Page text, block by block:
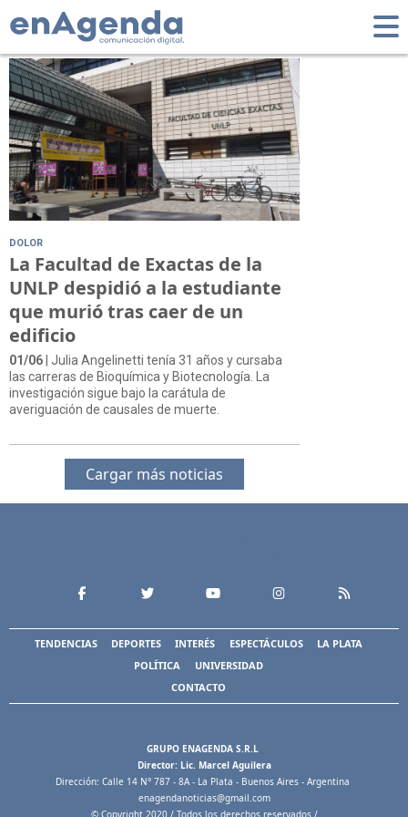
Tag: Juan Menucci
DOLOR
La Facultad de Exactas de la
UNLP despidió a la estudiante
que murió tras caer de un
edificio
01/06 | Julia Angelinetti tenía 31 años y cursaba
las carreras de Bioquímica y Biotecnología. La
investigación sigue bajo la carátula de
averiguación de causales de muerte.
Cargar más noticias
TENDENCIAS DEPORTES INTERÉS ESPECTÁCULOS
LA PLATA
POLÍTICA
UNIVERSIDAD
CONTACTO
GRUPO ENAGENDA S.R.L
Director: Lic. Marcel Aguilera
Dirección: Calle 14 N° 787 - 8A - La Plata - Buenos Aires - Argentina
enagendanoticias@gmail.com
© Copyright 2020 / Todos los derechos reservados /